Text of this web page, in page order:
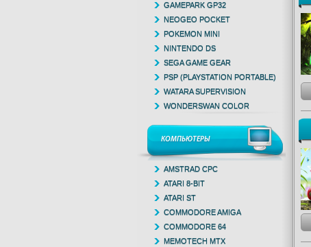
GAMEPARK GP32
NEOGEO POCKET
POKEMON MINI
NINTENDO DS
SEGA GAME GEAR
PSP (PLAYSTATION PORTABLE)
WATARA SUPERVISION
WONDERSWAN COLOR
КОМПЬЮТЕРЫ
AMSTRAD CPC
ATARI 8-BIT
ATARI ST
COMMODORE AMIGA
COMMODORE 64
MEMOTECH MTX